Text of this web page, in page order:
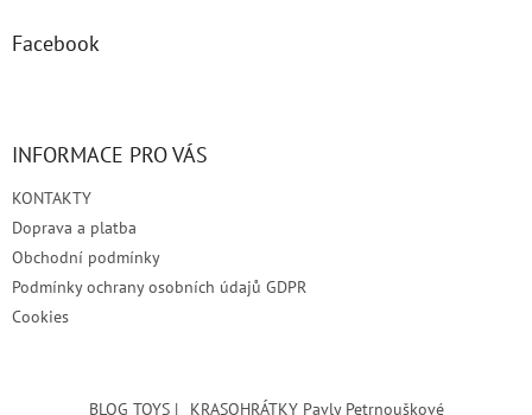
Facebook
INFORMACE PRO VÁS
KONTAKTY
Doprava a platba
Obchodní podmínky
Podmínky ochrany osobních údajů GDPR
Cookies
BLOG TOYS | KRASOHRÁTKY Pavly Petrnouškové